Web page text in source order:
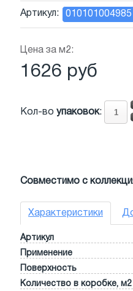
Артикул: 010101004985
Цена за м2:
1626 руб
Кол-во упаковок:
Совместимо с
Характеристики
Артикул
Применение
Поверхность
Количество в коробке, м2